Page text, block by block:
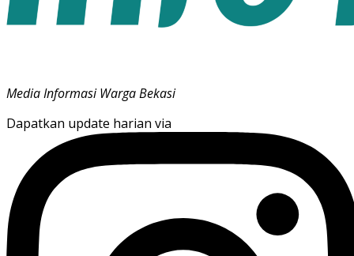
Media Informasi Warga Bekasi
Dapatkan update harian via